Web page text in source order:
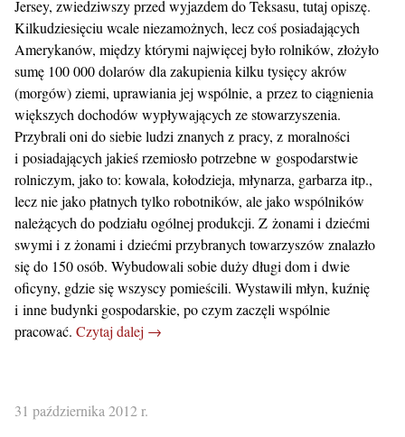
Jersey, zwiedziwszy przed wyjazdem do Teksasu, tutaj opiszę.
Kilkudziesięciu wcale niezamożnych, lecz coś posiadających
Amerykanów, między którymi najwięcej było rolników, złożyło
sumę 100 000 dolarów dla zakupienia kilku tysięcy akrów
(morgów) ziemi, uprawiania jej wspólnie, a przez to ciągnienia
większych dochodów wypływających ze stowarzyszenia.
Przybrali oni do siebie ludzi znanych z pracy, z moralności
i posiadających jakieś rzemiosło potrzebne w gospodarstwie
rolniczym, jako to: kowala, kołodzieja, młynarza, garbarza itp.,
lecz nie jako płatnych tylko robotników, ale jako wspólników
należących do podziału ogólnej produkcji. Z żonami i dziećmi
swymi i z żonami i dziećmi przybranych towarzyszów znalazło
się do 150 osób. Wybudowali sobie duży długi dom i dwie
oficyny, gdzie się wszyscy pomieścili. Wystawili młyn, kuźnię
i inne budynki gospodarskie, po czym zaczęli wspólnie
pracować. Czytaj dalej →
31 października 2012 r.